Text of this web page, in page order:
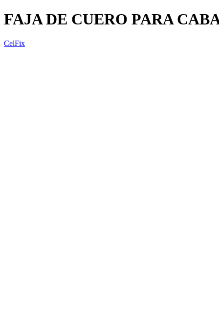
FAJA DE CUERO PARA
CelFix